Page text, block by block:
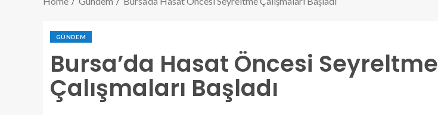
GÜNDEM
Bursa’da Hasat Öncesi Seyreltme
Çalışmaları Başladı